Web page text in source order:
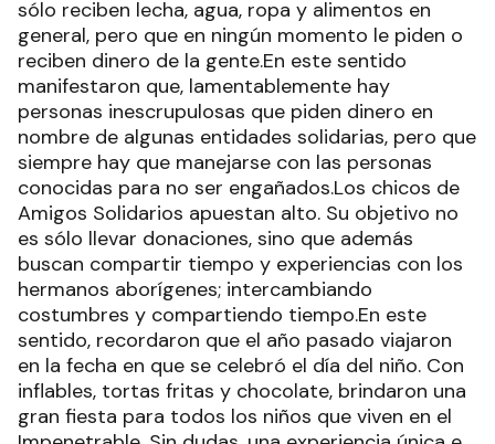
sólo reciben lecha, agua, ropa y alimentos en
general, pero que en ningún momento le piden o
reciben dinero de la gente.En este sentido
manifestaron que, lamentablemente hay
personas inescrupulosas que piden dinero en
nombre de algunas entidades solidarias, pero que
siempre hay que manejarse con las personas
conocidas para no ser engañados.Los chicos de
Amigos Solidarios apuestan alto. Su objetivo no
es sólo llevar donaciones, sino que además
buscan compartir tiempo y experiencias con los
hermanos aborígenes; intercambiando
costumbres y compartiendo tiempo.En este
sentido, recordaron que el año pasado viajaron
en la fecha en que se celebró el día del niño. Con
inflables, tortas fritas y chocolate, brindaron una
gran fiesta para todos los niños que viven en el